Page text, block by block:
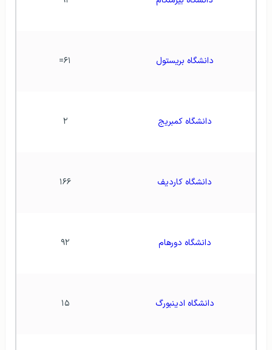
دانشگاه بریستول ۶۱=
دانشگاه کمبریج ۲
دانشگاه کاردیف ۱۶۶
دانشگاه دورهام ۹۲
دانشگاه ادینبورگ ۱۵